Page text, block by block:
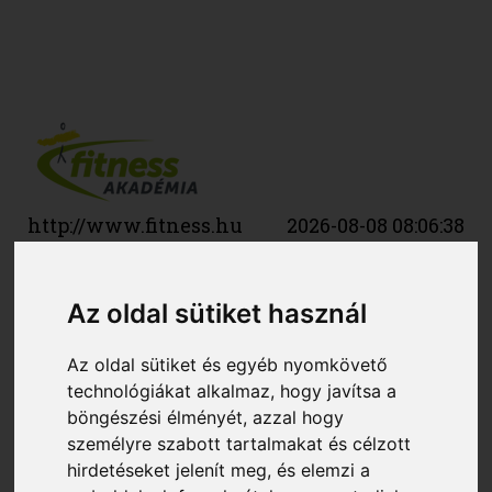
Az oldal sütiket használ
Az oldal sütiket és egyéb nyomkövető
technológiákat alkalmaz, hogy javítsa a
böngészési élményét, azzal hogy
személyre szabott tartalmakat és célzott
hirdetéseket jelenít meg, és elemzi a
http://www.fitness.hu 2026-08-08 08:06:38
VILÁG A TUDÓSOK SZERINT IS
VISSZAMOSOLYOG
Nem véletlen, hogy a mosoly ereje a
legnagyobb írókat, költőket és
dalszerzőket is megihlette. Van benne